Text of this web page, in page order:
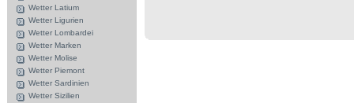
Wetter Latium
Wetter Ligurien
Wetter Lombardei
Wetter Marken
Wetter Molise
Wetter Piemont
Wetter Sardinien
Wetter Sizilien